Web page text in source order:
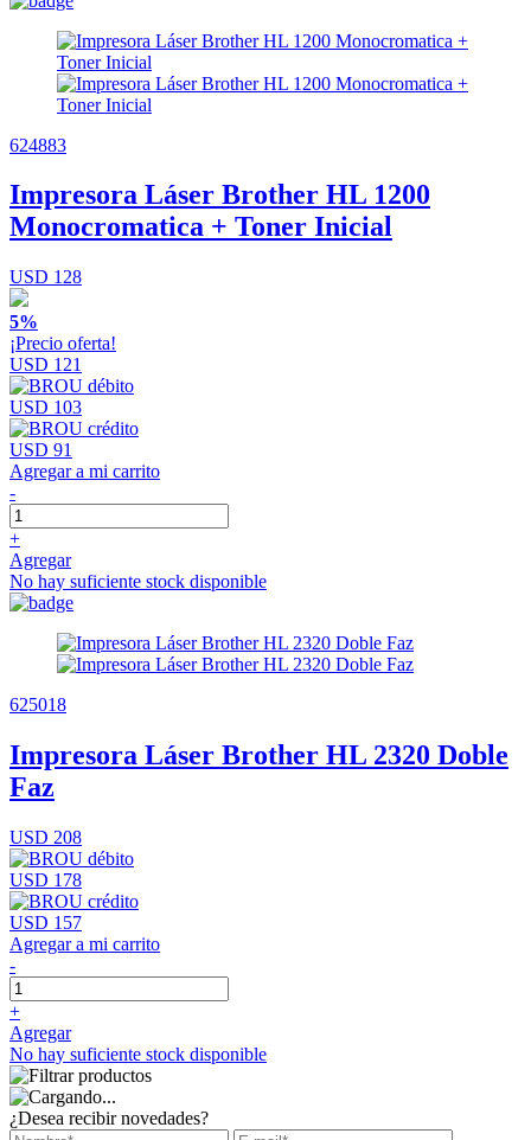
624883
Impresora Láser Brother HL 1200
Monocromatica + Toner Inicial
USD 128
5%
¡Precio oferta!
USD 121
USD 103
USD 91
Agregar a mi carrito
-
+
Agregar
No hay suficiente stock disponible
625018
Impresora Láser Brother HL 2320 Doble
Faz
USD 208
USD 178
USD 157
Agregar a mi carrito
-
+
Agregar
No hay suficiente stock disponible
¿Desea recibir novedades?